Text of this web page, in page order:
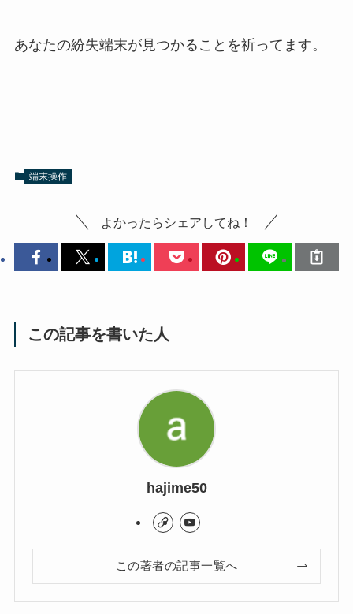
あなたの紛失端末が見つかることを祈ってます。
端末操作
よかったらシェアしてね！
この記事を書いた人
hajime50
この著者の記事一覧へ